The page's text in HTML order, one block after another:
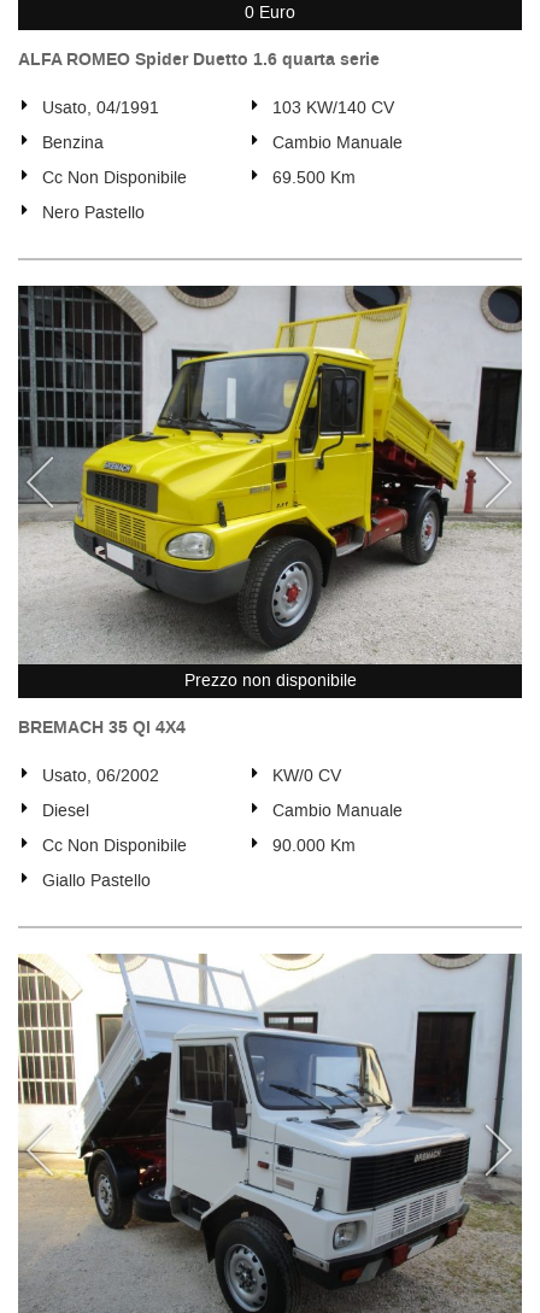
0 Euro
ALFA ROMEO Spider Duetto 1.6 quarta serie
Usato, 04/1991
103 KW/140 CV
Benzina
Cambio Manuale
Cc Non Disponibile
69.500 Km
Nero Pastello
Prezzo non disponibile
BREMACH 35 Ql 4X4
Usato, 06/2002
KW/0 CV
Diesel
Cambio Manuale
Cc Non Disponibile
90.000 Km
Giallo Pastello